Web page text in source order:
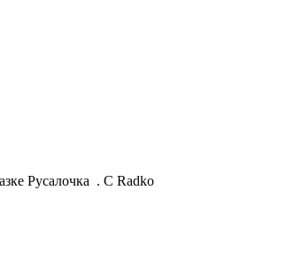
Русалочка . C Radko